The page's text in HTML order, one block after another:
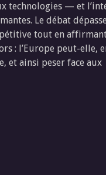
technologies — et
Le débat
tout en
: l’Europe peut-elle,
et ainsi peser face aux